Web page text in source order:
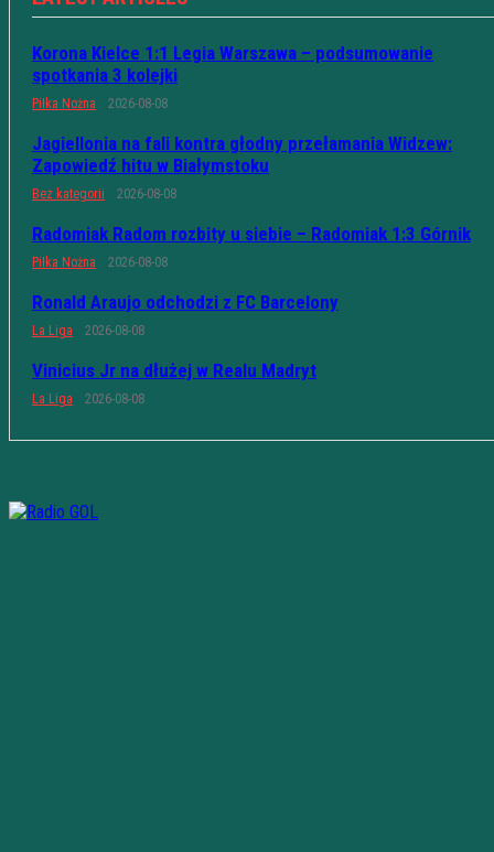
Korona Kielce 1:1 Legia Warszawa – podsumowanie
spotkania 3 kolejki
Piłka Nożna 2026-08-08
Jagiellonia na fali kontra głodny przełamania Widzew:
Zapowiedź hitu w Białymstoku
Bez kategorii 2026-08-08
Radomiak Radom rozbity u siebie – Radomiak 1:3 Górnik
Piłka Nożna 2026-08-08
Ronald Araujo odchodzi z FC Barcelony
La Liga 2026-08-08
Vinicius Jr na dłużej w Realu Madryt
La Liga 2026-08-08